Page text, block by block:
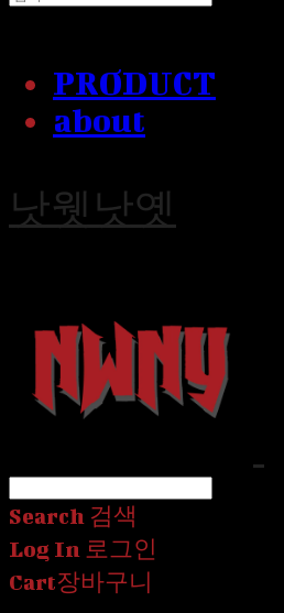
PRODUCT
about
낫웻낫옛
Search 검색
Log In 로그인
Cart장바구니